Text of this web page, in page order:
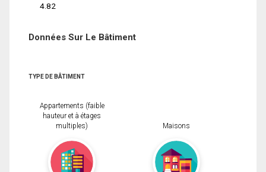
4.82
Données Sur Le Bâtiment
TYPE DE BÂTIMENT
Appartements (faible
hauteur et à étages
multiples)
Maisons